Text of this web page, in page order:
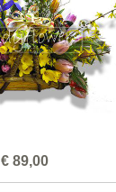
€ 89,00